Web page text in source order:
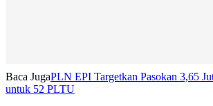
Baca JugaPLN EPI Targetkan Pasokan 3,65
untuk 52 PLTU